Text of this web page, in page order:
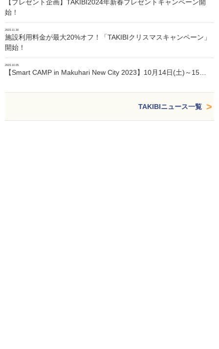
【プレゼント企画】TAKIBI2024年新春プレゼントキャンペーン開
始！
2023.11.30
施設利用料金が最大20%オフ！「TAKIBIクリスマスキャンペーン」
開始！
2023.10.05
【Smart CAMP in Makuhari New City 2023】10月14日(土)～15…
TAKIBIニュース一覧